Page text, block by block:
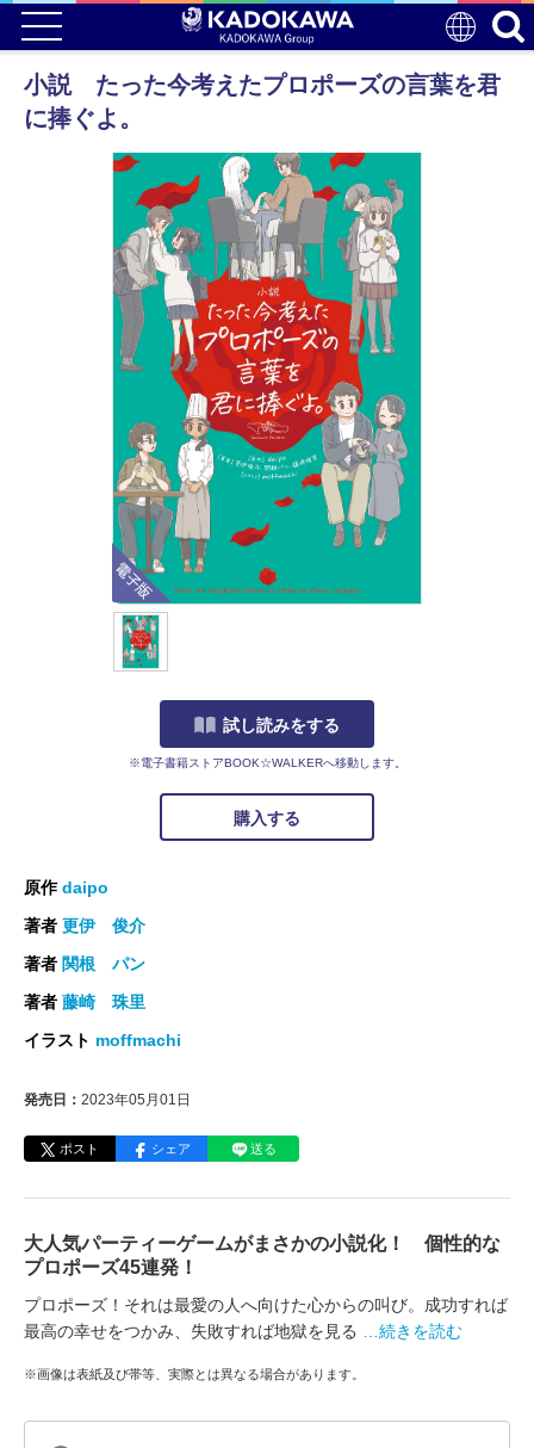
小説 たった今考えたプロポーズの言葉を君
に捧ぐよ。
電子版
試し読みをする
※電子書籍ストアBOOK☆WALKERへ移動します。
購入する
原作daipo
著者 更伊 俊介
著者 関根 パン
著者 藤崎 珠里
イラスト moffmachi
発売日： 2023年05月01日
ポスト シェア 送る
大人気パーティーゲームがまさかの小説化！ 個性的な
プロポーズ45連発！
プロポーズ！それは最愛の人へ向けた心からの叫び。成功すれば
最高の幸せをつかみ、失敗すれば地獄を見る
…続きを読む
※画像は表紙及び帯等、実際とは異なる場合があります。